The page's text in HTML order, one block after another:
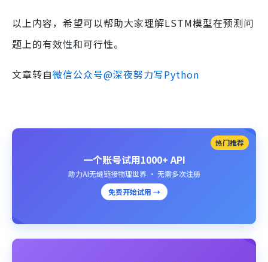
以上内容，希望可以帮助大家理解LSTM模型在预测问
题上的有效性和可行性。
文章转自微信公众号@深夜努力写Python
热门推荐
一个账号试用1000+ API
助力AI无缝链接物理世界 · 无需多次注册
免费开始试用 →